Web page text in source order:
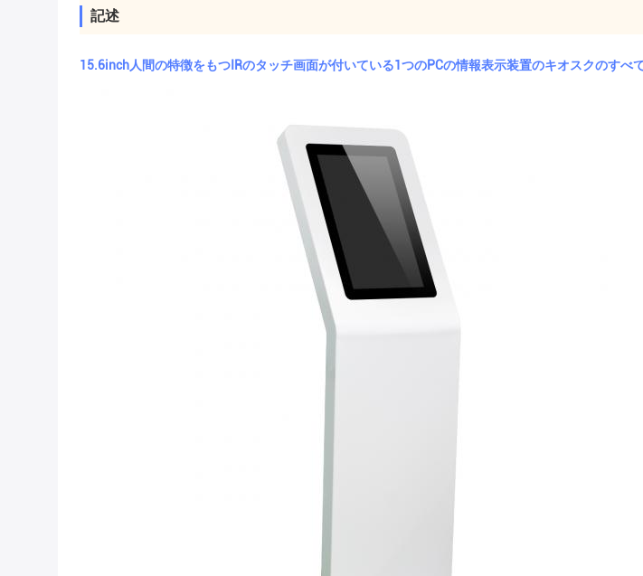
記述
15.6inch人間の特徴をもつIRのタッチ画面が付いている1つのPCの情報表示装置のキオスクのすべ